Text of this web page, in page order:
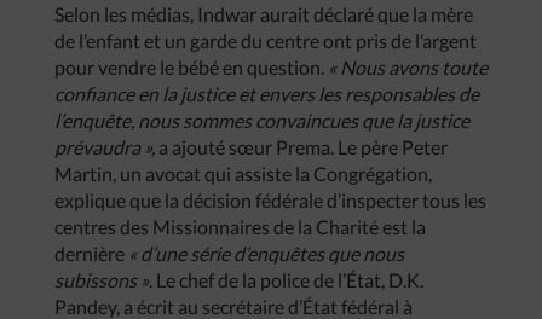
Selon les médias, Indwar aurait déclaré que la mère
de l’enfant et un garde du centre ont pris de l’argent
pour vendre le bébé en question. « Nous avons toute
confiance en la justice et envers les responsables de
l’enquête, nous sommes convaincues que la justice
prévaudra », a ajouté sœur Prema. Le père Peter
Martin, un avocat qui assiste la Congrégation,
explique que la décision fédérale d’inspecter tous les
centres des Missionnaires de la Charité est la
dernière « d’une série d’enquêtes que nous
subissons ». Le chef de la police de l’État, D.K.
Pandey, a écrit au secrétaire d’État fédéral à